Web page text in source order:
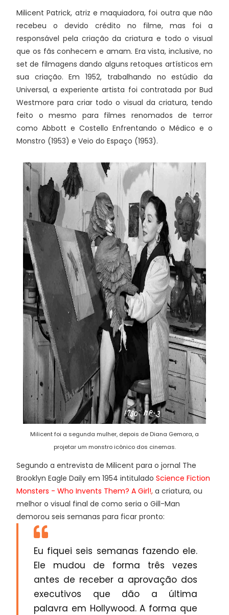
Milicent Patrick, atriz e maquiadora, foi outra que não
recebeu o devido crédito no filme, mas foi a
responsável pela criação da criatura e todo o visual
que os fãs conhecem e amam. Era vista, inclusive, no
set de filmagens dando alguns retoques artísticos em
sua criação. Em 1952, trabalhando no estúdio da
Universal, a experiente artista foi contratada por Bud
Westmore para criar todo o visual da criatura, tendo
feito o mesmo para filmes renomados de terror
como Abbott e Costello Enfrentando o Médico e o
Monstro (1953) e Veio do Espaço (1953).
Milicent foi a segunda mulher, depois de Diana Gemora, a
projetar um monstro icônico dos cinemas.
Segundo a entrevista de Milicent para o jornal The
Brooklyn Eagle Daily em 1954 intitulado Science Fiction
Monsters - Who Invents Them? A Girl!, a criatura, ou
melhor o visual final de como seria o Gill-Man
demorou seis semanas para ficar pronto:
Eu fiquei seis semanas fazendo ele.
Ele mudou de forma três vezes
antes de receber a aprovação dos
executivos que dão a última
palavra em Hollywood. A forma que